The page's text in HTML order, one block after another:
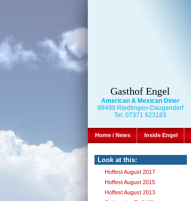
Gasthof Engel
American & Mexican Diner
88499 Riedlingen-Daugendorf
Tel: 07371 923183
Home / News Inside Engel
Look at this:
Hoffest August 2017
Hoffest August 2015
Hoffest August 2013